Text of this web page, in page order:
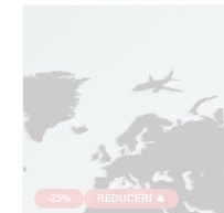
-25% REDUCERI 🔥